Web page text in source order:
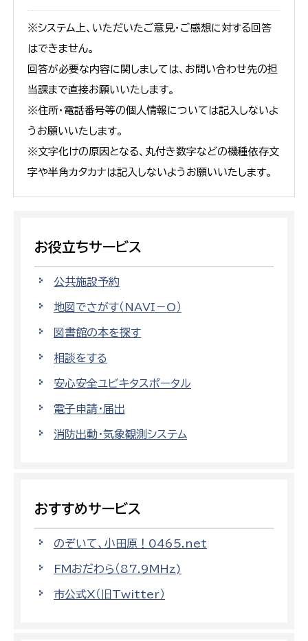
※システム上、いただいたご意見・ご感想に対する回答
はできません。
回答が必要な内容に関しましては、お問い合わせ先の担
当課まで直接お願いいたします。
※住所・電話番号等の個人情報については記入しないよ
うお願いいたします。
※文字化けの原因となる、丸付き数字などの機種依存文
字や半角カタカナは記入しないようお願いいたします。
お役立ちサービス
公共施設予約
地図でさがす（NAVI－O）
図書館の本を探す
相談をする
安心安全ユビキタスポータル
電子申請・届出
消防出動・気象観測システム
おすすめサービス
のぞいて、小田原！0465.net
FMおだわら（87.9MHz)
市公式X（旧Twitter）